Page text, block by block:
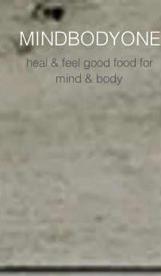
MINDBODYONE
heal & feel good food for
mind & body